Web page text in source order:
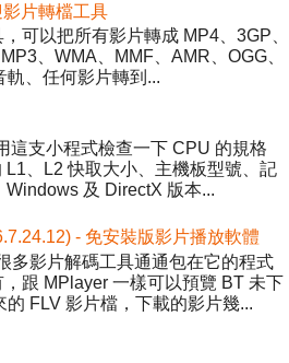
片轉檔工具
可以把所有影片轉成 MP4、3GP、
、WMA、MMF、AMR、OGG、
軌、任何影片轉到...
這支小程式檢查一下 CPU 的規格
、L2 快取大小、主機板型號、記
及 DirectX 版本...
- 免安裝版影片播放軟體
多影片解碼工具通通包在它的程式
跟 MPlayer 一樣可以預覽 BT 未下
FLV 影片檔，下載的影片幾...